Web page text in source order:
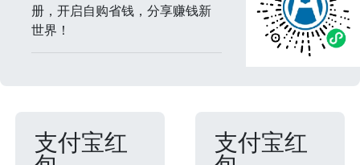
册，开启自购省钱，分享赚钱新
世界！
支付宝红
支付宝红